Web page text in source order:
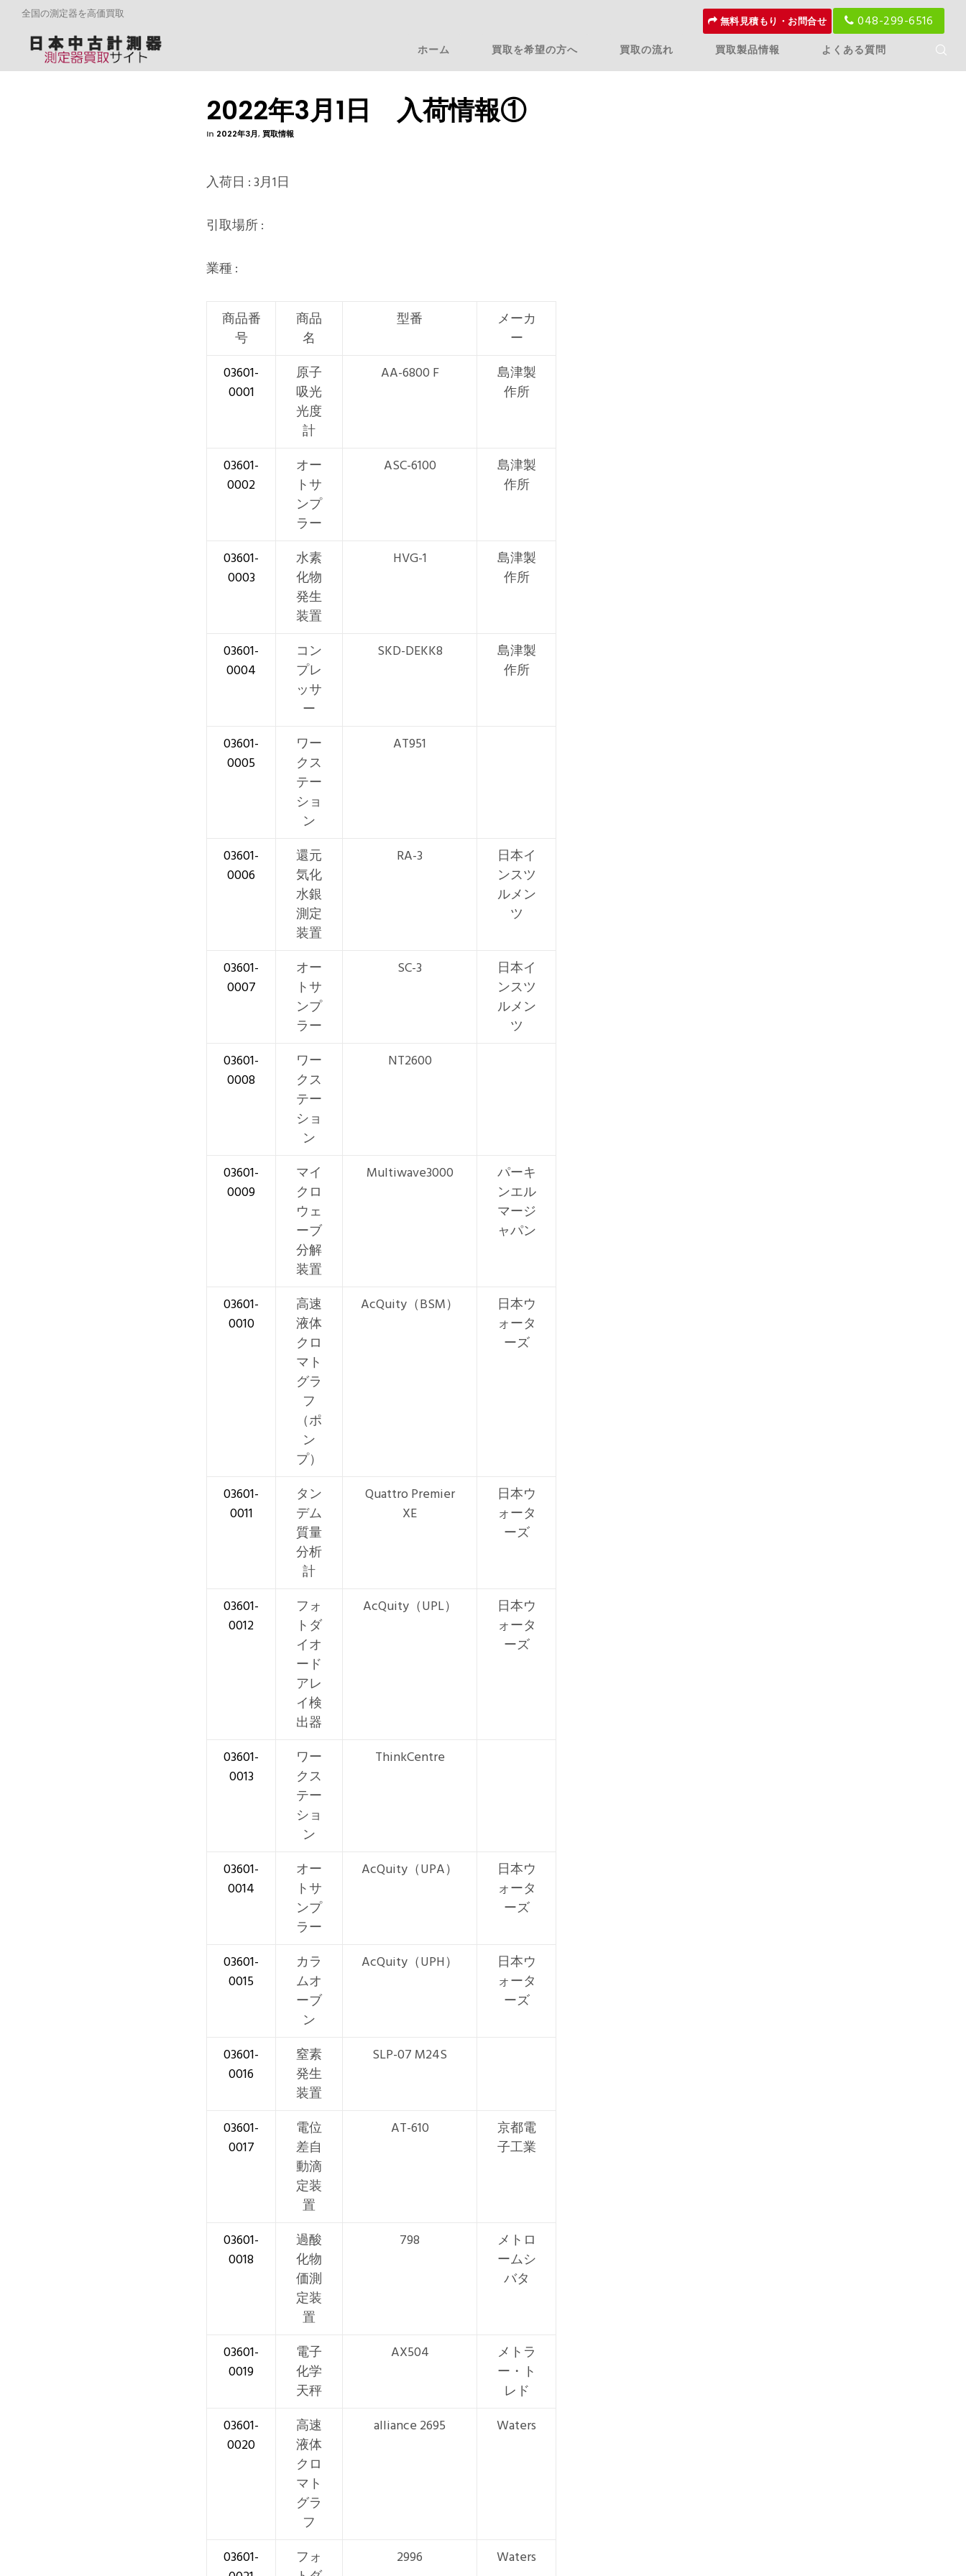
全国の測定器を高価買取 無料見積もり・お問合せ 048-299-6516
ホーム 買取を希望の方へ 買取の流れ 買取製品情報 よくある質問
2022年3月1日 入荷情報①
In 2022年3月, 買取情報
入荷日 : 3月1日
引取場所 :
業種 :
商品番
号
商品
名
型番
メーカ
ー
03601-
0001
原子
吸光
光度
計
AA-6800 F
島津製
作所
03601-
0002
オー
トサ
ンプ
ラー
ASC-6100
島津製
作所
03601-
0003
水素
化物
発生
装置
HVG-1
島津製
作所
03601-
0004
コン
プレ
ッサ
ー
SKD-DEKK8
島津製
作所
03601-
0005
ワー
クス
テー
ショ
ン
AT951
03601-
0006
還元
気化
水銀
測定
装置
RA-3
日本イ
ンスツ
ルメン
ツ
03601-
0007
オー
トサ
ンプ
ラー
SC-3
日本イ
ンスツ
ルメン
ツ
03601-
0008
ワー
クス
テー
ショ
ン
NT2600
03601-
0009
マイ
クロ
ウェ
ーブ
分解
装置
Multiwave3000
パーキ
ンエル
マージ
ャパン
03601-
0010
高速
液体
クロ
マト
グラ
フ
（ポ
ン
プ）
AcQuity（BSM）
日本ウ
ォータ
ーズ
03601-
0011
タン
デム
質量
分析
計
Quattro Premier
XE
日本ウ
ォータ
ーズ
03601-
0012
フォ
トダ
イオ
ード
アレ
イ検
出器
AcQuity（UPL）
日本ウ
ォータ
ーズ
03601-
0013
ワー
クス
テー
ショ
ン
ThinkCentre
03601-
0014
オー
トサ
ンプ
ラー
AcQuity（UPA）
日本ウ
ォータ
ーズ
03601-
0015
カラ
ムオ
ーブ
ン
AcQuity（UPH）
日本ウ
ォータ
ーズ
03601-
0016
窒素
発生
装置
SLP-07 M24S
03601-
0017
電位
差自
動滴
定装
置
AT-610
京都電
子工業
03601-
0018
過酸
化物
価測
定装
置
798
メトロ
ームシ
バタ
03601-
0019
電子
化学
天秤
AX504
メトラ
ー・ト
レド
03601-
0020
高速
液体
クロ
マト
グラ
フ
alliance 2695 Waters
03601-
フォ
2996 Waters